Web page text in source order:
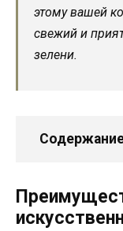
этому вашей
свежий и
зелени.